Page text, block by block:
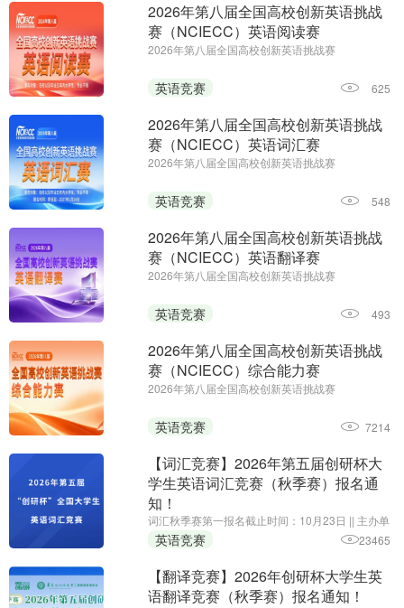
2026年第八届全国高校创新英语挑战
赛（NCIECC）英语阅读赛
2026年第八届全国高校创新英语挑战赛
新英语挑战赛组委会、《海外英语》杂志；报名时
间：即日起—2026年12月25日
英语竞赛 625
2026年第八届全国高校创新英语挑战
赛（NCIECC）英语词汇赛
2026年第八届全国高校创新英语挑战赛
新英语挑战赛组委会、《海外英语》杂志；报名及
初赛时间：即日起至2027年1月14日
英语竞赛 548
2026年第八届全国高校创新英语挑战
赛（NCIECC）英语翻译赛
2026年第八届全国高校创新英语挑战赛
至11月26日||第二场报名时间：即日起至2027年1月
7日||主办单位：全国高校创新英语挑战赛组委会、
英语竞赛 493
2026年第八届全国高校创新英语挑战
赛（NCIECC）综合能力赛
2026年第八届全国高校创新英语挑战赛
月13日;主办单位:全国高校创新英语挑战赛组委会、
《海外英语》杂志
英语竞赛 7214
【词汇竞赛】2026年第五届创研杯大
学生英语词汇竞赛（秋季赛）报名通
知！
词汇秋季赛第一报名截止时间：10月23日 || 主办单
位：华夏文化促进会素质教育委员会，承办单位：
黑龙江省创新教育研究院、我爱竞赛网，组织单
位：创研杯大学生英语竞赛组委会
英语竞赛 23465
【翻译竞赛】2026年创研杯大学生英
语翻译竞赛（秋季赛）报名通知！